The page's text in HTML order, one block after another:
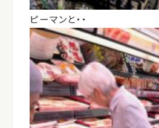
ピーマンと・・